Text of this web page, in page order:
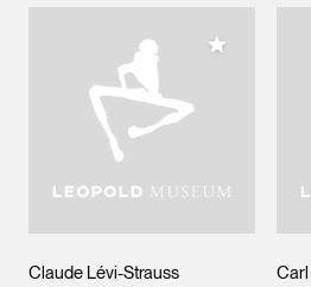
Claude Lévi-Strauss
Meiner